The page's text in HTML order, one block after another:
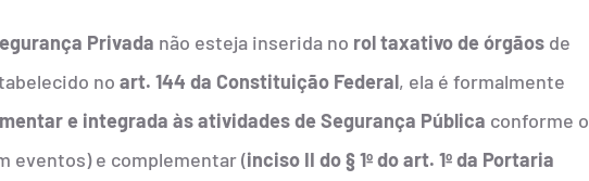
Privada não esteja inserida no rol taxativo de órgãos de
no art. 144 da Constituição Federal, ela é formalmente
e integrada às atividades de Segurança Pública conforme o
eventos) e complementar (inciso II do § 1º do art. 1º da Portaria